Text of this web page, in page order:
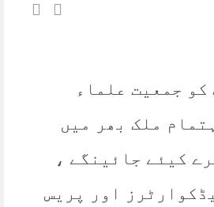
جمعیت علماء
ملک بھر میں
کیئے جائینگے ،
اور پریس